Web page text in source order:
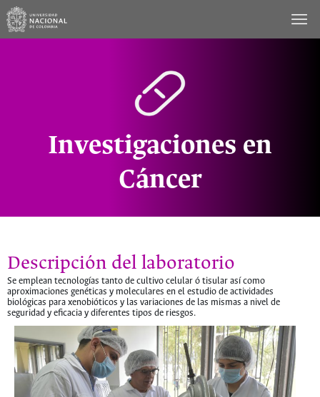
Saltar
contenido
Investigaciones en
Cáncer
Descripción del laboratorio
Se emplean tecnologías tanto de cultivo celular ó tisular así como
aproximaciones genéticas y moleculares en el estudio de actividades
biológicas para xenobióticos y las variaciones de las mismas a nivel de
seguridad y eficacia y diferentes tipos de riesgos.